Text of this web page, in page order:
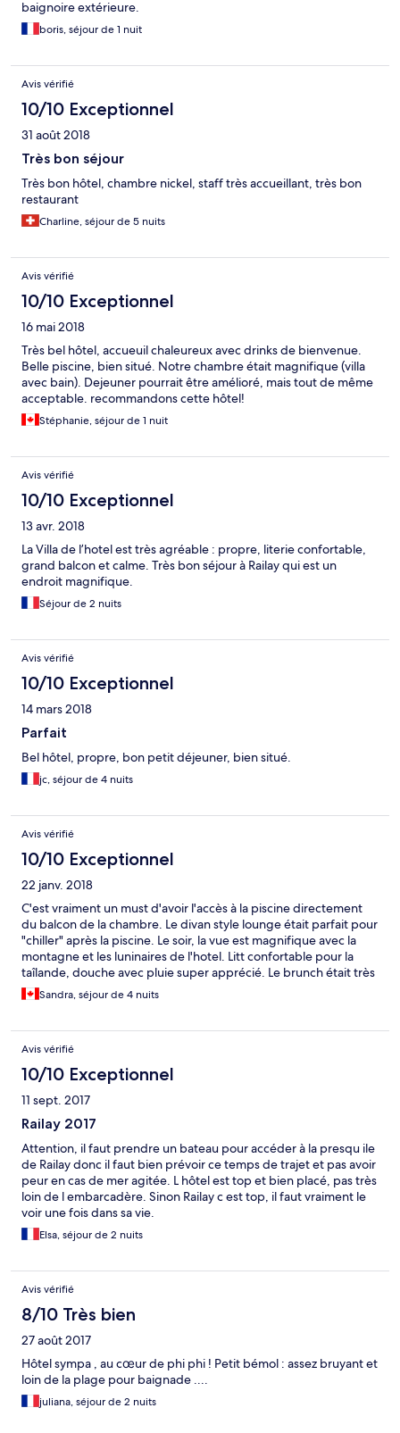
baignoire extérieure.
boris, séjour de 1 nuit
Avis vérifié
10/10 Exceptionnel
31 août 2018
Très bon séjour
Très bon hôtel, chambre nickel, staff très accueillant, très bon
restaurant
Charline, séjour de 5 nuits
Avis vérifié
10/10 Exceptionnel
16 mai 2018
Très bel hôtel, accueuil chaleureux avec drinks de bienvenue.
Belle piscine, bien situé. Notre chambre était magnifique (villa
avec bain). Dejeuner pourrait être amélioré, mais tout de même
acceptable. recommandons cette hôtel!
Stéphanie, séjour de 1 nuit
Avis vérifié
10/10 Exceptionnel
13 avr. 2018
La Villa de l’hotel est très agréable : propre, literie confortable,
grand balcon et calme. Très bon séjour à Railay qui est un
endroit magnifique.
Séjour de 2 nuits
Avis vérifié
10/10 Exceptionnel
14 mars 2018
Parfait
Bel hôtel, propre, bon petit déjeuner, bien situé.
jc, séjour de 4 nuits
Avis vérifié
10/10 Exceptionnel
22 janv. 2018
C'est vraiment un must d'avoir l'accès à la piscine directement
du balcon de la chambre. Le divan style lounge était parfait pour
"chiller" après la piscine. Le soir, la vue est magnifique avec la
montagne et les luninaires de l'hotel. Litt confortable pour la
taîlande, douche avec pluie super apprécié. Le brunch était très
bon le matin et surtout le café et les fruits (il y avait un bequ
choix de fruits tropicaux.)
Sandra, séjour de 4 nuits
Avis vérifié
10/10 Exceptionnel
11 sept. 2017
Railay 2017
Attention, il faut prendre un bateau pour accéder à la presqu ile
de Railay donc il faut bien prévoir ce temps de trajet et pas avoir
peur en cas de mer agitée. L hôtel est top et bien placé, pas très
loin de l embarcadère. Sinon Railay c est top, il faut vraiment le
voir une fois dans sa vie.
Elsa, séjour de 2 nuits
Avis vérifié
8/10 Très bien
27 août 2017
Hôtel sympa , au cœur de phi phi ! Petit bémol : assez bruyant et
loin de la plage pour baignade ....
juliana, séjour de 2 nuits